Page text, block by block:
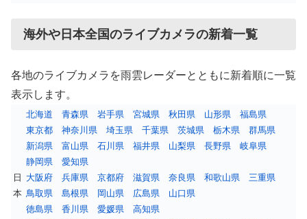
海外や日本全国のライブカメラの新着一覧
各地のライブカメラを雨雲レーダーとともに新着順に一覧
表示します。
日
本
北海道 青森県 岩手県 宮城県 秋田県 山形県
福島県
東京都
神奈川県 埼玉県 千葉県 茨城県 栃木県
群馬県
新潟県
富山県 石川県 福井県 山梨県 長野県
岐阜県
静岡県
愛知県
大阪府
兵庫県 京都府 滋賀県 奈良県 和歌山県
三重県
鳥取県
島根県 岡山県 広島県
山口県
徳島県
香川県 愛媛県
高知県